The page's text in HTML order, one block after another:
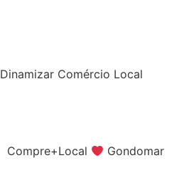
Dinamizar Comércio Local
Compre+Local Gondomar